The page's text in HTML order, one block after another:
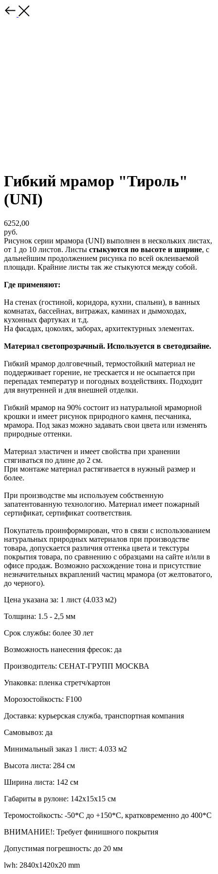
Гибкий мрамор "Тироль"
(UNI)
6252,00
руб.
Рисунок серии мрамора (UNI) выполнен в нескольких листах,
от 1 до 10 листов. Листы стыкуются по высоте и ширине, с
дальнейшим продолжением рисунка по всей оклеиваемой
площади. Крайние листы так же стыкуются между собой.
Где применяют:
На стенах (гостиной, коридора, кухни, спальни), в ванных
комнатах, бассейнах, витражах, каминах и дымоходах,
кухонных фартуках и т.д.
На фасадах, цоколях, заборах, архитектурных элементах.
Материал светопрозрачный. Используется в светодизайне.
Гибкий мрамор долговечный, термостойкий материал не
поддерживает горение, не трескается и не осыпается при
перепадах температур и погодных воздействиях. Подходит
для внутренней и для внешней отделки.
Гибкий мрамор на 90% состоит из натуральной мраморной
крошки и имеет рисунок природного камня, песчаника,
мрамора. Под заказ можно задавать свои цвета или изменять
природные оттенки.
Материал эластичен и имеет свойства при хранении
стягиваться по длине до 2 см.
При монтаже материал растягивается в нужный размер и
более.
При производстве мы используем собственную
запатентованную технологию. Материал имеет пожарный
сертификат, сертификат соответствия.
Покупатель проинформирован, что в связи с использованием
натуральных природных материалов при производстве
товара, допускается различия оттенка цвета и текстуры
покрытия товара, по сравнению с образцами на сайте и/или в
офисе продаж. Возможно расхождение тона и присутствие
незначительных вкраплений частиц мрамора (от желтоватого,
до черного).
Цена указана за: 1 лист (4.033 м2)
Толщина: 1.5 - 2,5 мм
Срок службы: более 30 лет
Возможность нанесения фресок: да
Производитель: СЕНАТ-ГРУПП МОСКВА
Упаковка: пленка стретч/картон
Морозостойкость: F100
Доставка: курьерская служба, транспортная компания
Самовывоз: да
Минимальный заказ 1 лист: 4.033 м2
Высота листа: 284 см
Ширина листа: 142 см
Габариты в рулоне: 142х15х15 см
Теромостойкость: -50*С до +150*С, кратковременно до 400*C
ВНИМАНИЕ!: Требует финишного покрытия
Допустимая погрешность: до 20 мм
lwh: 2840x1420x20 mm